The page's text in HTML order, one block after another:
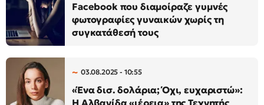
Facebook που διαμοίραζε γυμνές
φωτογραφίες γυναικών χωρίς τη
συγκατάθεσή τους
03.08.2025 - 10:55
«Ένα δισ. δολάρια; Όχι, ευχαριστώ»:
Η Αλβανίδα «ιέρεια» της Τεχνητής